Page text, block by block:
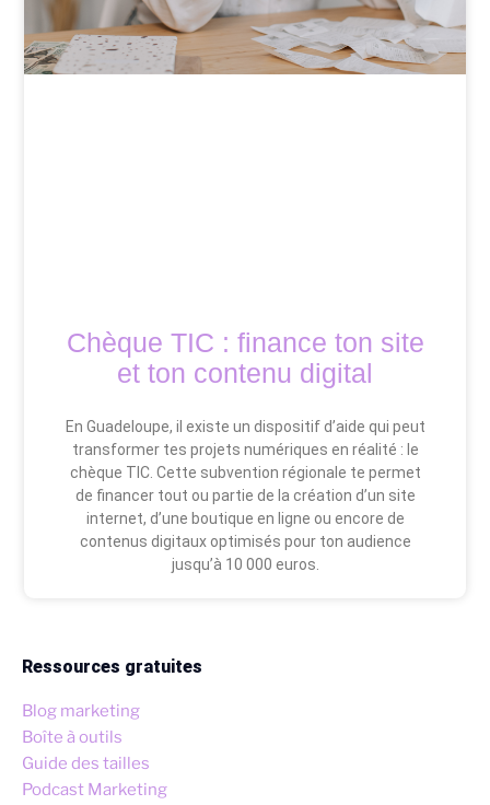
Chèque TIC : finance ton site
et ton contenu digital
En Guadeloupe, il existe un dispositif d’aide qui peut
transformer tes projets numériques en réalité : le
chèque TIC. Cette subvention régionale te permet
de financer tout ou partie de la création d’un site
internet, d’une boutique en ligne ou encore de
contenus digitaux optimisés pour ton audience
jusqu’à 10 000 euros.
Ressources gratuites
Blog marketing
Boîte à outils
Guide des tailles
Podcast Marketing